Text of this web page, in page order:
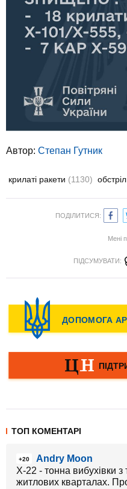
Автор: Степан Гутник
крилаті ракети (1130) обстріл
ПОДІЛИТИСЯ:
Мені
ПІДСУМУВАТИ:
ТОП КОМЕНТАРІ
+20
Andry Moon
Х-22 - тонна вибухівки з
житлових кварталах.